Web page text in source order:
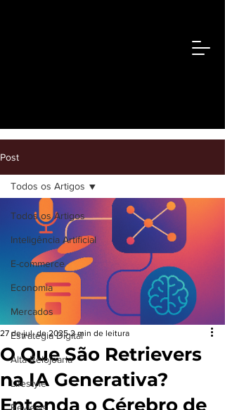
Post
Todos os Artigos
Inteligência Artificial
E-commerce
Economia
Mercados
Estrategia Digital
Alta Relojoaria
Lifestyle
Reviews
Todos os Artigos
O Que São Retrievers
na IA Generativa?
Entenda o Cérebro de
27 de jul. de 2025 2 min de leitura